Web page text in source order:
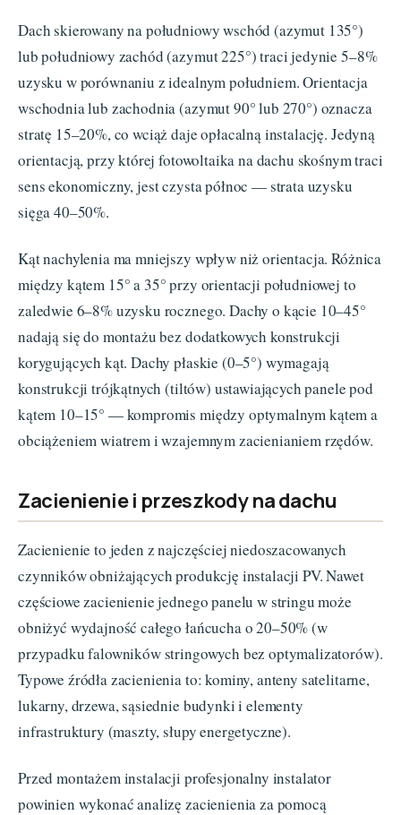
Dach skierowany na południowy wschód (azymut 135°)
lub południowy zachód (azymut 225°) traci jedynie 5–8%
uzysku w porównaniu z idealnym południem. Orientacja
wschodnia lub zachodnia (azymut 90° lub 270°) oznacza
stratę 15–20%, co wciąż daje opłacalną instalację. Jedyną
orientacją, przy której fotowoltaika na dachu skośnym traci
sens ekonomiczny, jest czysta północ — strata uzysku
sięga 40–50%.
Kąt nachylenia ma mniejszy wpływ niż orientacja. Różnica
między kątem 15° a 35° przy orientacji południowej to
zaledwie 6–8% uzysku rocznego. Dachy o kącie 10–45°
nadają się do montażu bez dodatkowych konstrukcji
korygujących kąt. Dachy płaskie (0–5°) wymagają
konstrukcji trójkątnych (tiltów) ustawiających panele pod
kątem 10–15° — kompromis między optymalnym kątem a
obciążeniem wiatrem i wzajemnym zacienianiem rzędów.
Zacienienie i przeszkody na dachu
Zacienienie to jeden z najczęściej niedoszacowanych
czynników obniżających produkcję instalacji PV. Nawet
częściowe zacienienie jednego panelu w stringu może
obniżyć wydajność całego łańcucha o 20–50% (w
przypadku falowników stringowych bez optymalizatorów).
Typowe źródła zacienienia to: kominy, anteny satelitarne,
lukarny, drzewa, sąsiednie budynki i elementy
infrastruktury (maszty, słupy energetyczne).
Przed montażem instalacji profesjonalny instalator
powinien wykonać analizę zacienienia za pomocą